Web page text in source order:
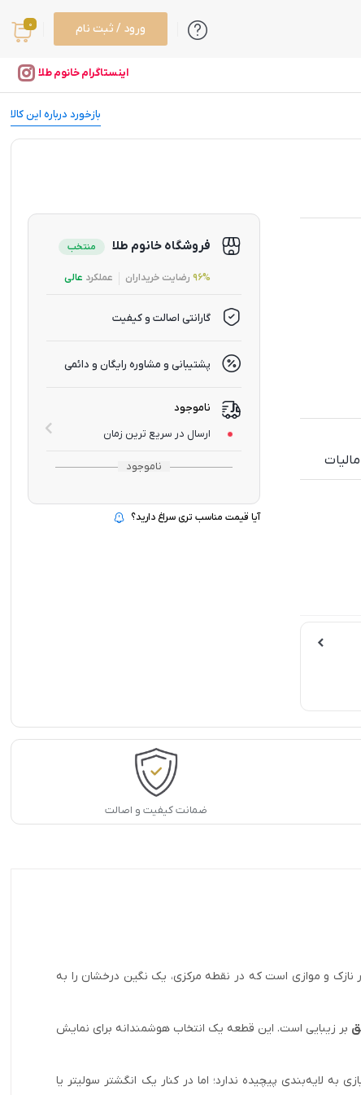
ورود / ثبت نام 0
اینستاگرام خانوم طلا
بازخورد درباره این کالا
فروشگاه خانوم طلا منتخب
96% رضایت خریداران عملکرد عالی
گارانتی اصالت و کیفیت
پشتیبانی و مشاوره رایگان و دائمی
ناموجود
ارسال در سریع ترین زمان
ناموجود
آیا قیمت مناسب تری سراغ دارید؟
ضمانت کیفیت و اصالت
نازک و موازی است که در نقطه مرکزی، یک نگین درخشان را به
بر زیبایی است. این قطعه یک انتخاب هوشمندانه برای نمایش
لایه‌بندی پیچیده ندارد؛ اما در کنار یک انگشتر سولیتر یا